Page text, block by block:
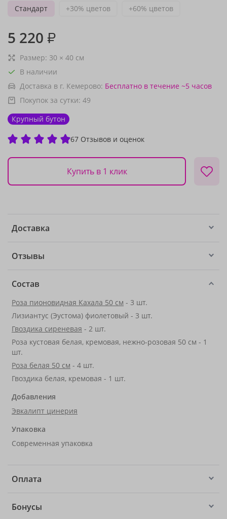
Стандарт
+30% цветов +60% цветов
5 220 ₽
Размер: 30 × 40 см
В наличии
Доставка в г. Кемерово: Бесплатно в течение ~5 часов
Покупок за сутки: 49
Крупный бутон
67 Отзывов и оценок
Купить в 1 клик
Доставка
Отзывы
Состав
Роза пионовидная Кахала 50 см - 3 шт.
Лизиантус (Эустома) фиолетовый - 3 шт.
Гвоздика сиреневая - 2 шт.
Роза кустовая белая, кремовая, нежно-розовая 50 см - 1
шт.
Роза белая 50 см - 4 шт.
Гвоздика белая, кремовая - 1 шт.
Добавления
Эвкалипт цинерия
Упаковка
Современная упаковка
Оплата
Бонусы